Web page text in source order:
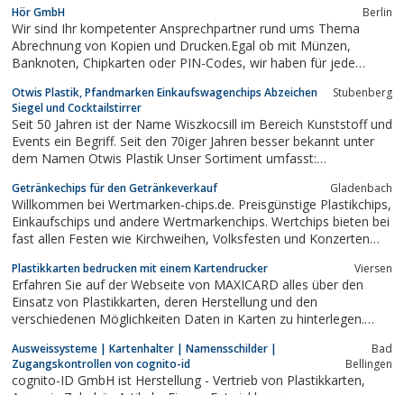
Hör GmbH Berlin
Wir sind Ihr kompetenter Ansprechpartner rund ums Thema
Abrechnung von Kopien und Drucken.Egal ob mit Münzen,
Banknoten, Chipkarten oder PIN-Codes, wir haben für jede
einfachen Kopienzählern für Copy-Shops, über Münzer für die
Selbstbedienung, bis hin zu...
Otwis Plastik, Pfandmarken Einkaufswagenchips Abzeichen
Siegel und Cocktailstirrer
Stubenberg
Seit 50 Jahren ist der Name Wiszkocsill im Bereich Kunststoff und
Events ein Begriff. Seit den 70iger Jahren besser bekannt unter
dem Namen Otwis Plastik Unser Sortiment umfasst:
Gutscheinmünzen, Jetons, Siegel, Cocktailrührer, Cocktailstirrer,
Cocktailspieße, Wertmarken,...
Getränkechips für den Getränkeverkauf Gladenbach
Willkommen bei Wertmarken-chips.de. Preisgünstige Plastikchips,
Einkaufschips und andere Wertmarkenchips. Wertchips bieten bei
fast allen Festen wie Kirchweihen, Volksfesten und Konzerten
den Umsatz sofort nach dem Kauf für die Getränke - und das
beste viele...
Plastikkarten bedrucken mit einem Kartendrucker Viersen
Erfahren Sie auf der Webseite von MAXICARD alles über den
Einsatz von Plastikkarten, deren Herstellung und den
verschiedenen Möglichkeiten Daten in Karten zu hinterlegen.
individuell bedrucken und kodieren - schnell und effizient mit der
Software cardfive und einem Zebra...
Ausweissysteme | Kartenhalter | Namensschilder |
Zugangskontrollen von cognito-id
Bad
Bellingen
cognito-ID GmbH ist Herstellung - Vertrieb von Plastikkarten,